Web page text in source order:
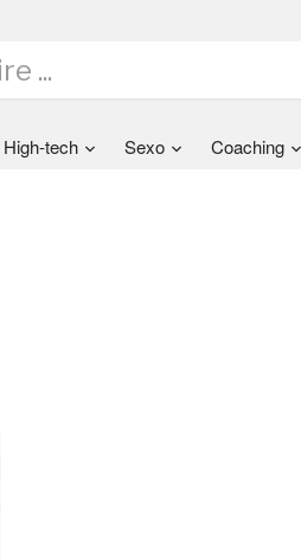
High-tech Sexo Coaching